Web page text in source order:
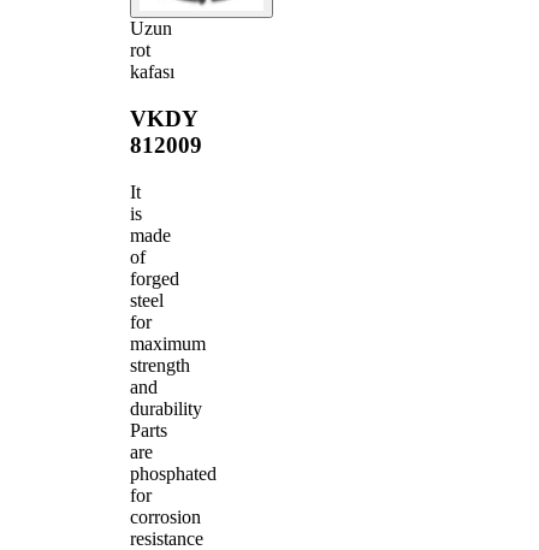
Uzun
rot
kafası
VKDY
812009
It
is
made
of
forged
steel
for
maximum
strength
and
durability
Parts
are
phosphated
for
corrosion
resistance